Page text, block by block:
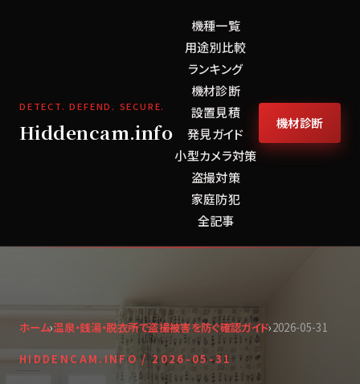
DETECT. DEFEND. SECURE.
Hiddencam.info
機種一覧
用途別比較
ランキング
機材診断
設置見積
発見ガイド
小型カメラ対策
盗撮対策
家庭防犯
全記事
機材診断
ホーム›温泉・銭湯・脱衣所で盗撮被害を防ぐ確認ガイド›2026-05-31
HIDDENCAM.INFO /2026-05-31